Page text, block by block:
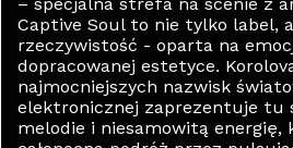
Captive Soul to nie tylko label,
rzeczywistość - oparta na
dopracowanej estetyce.
najmocniejszych nazwisk
elektronicznej zaprezentuje tu
melodie i niesamowitą energię,